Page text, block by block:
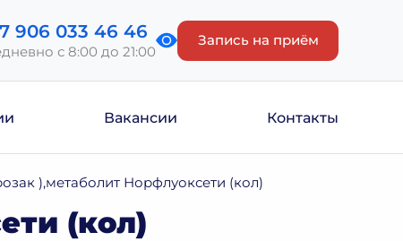
906 033 46 46
с 8:00 до 21:00
Запись на приём
Вакансии Контакты
),метаболит Норфлуоксети (кол)
(кол)